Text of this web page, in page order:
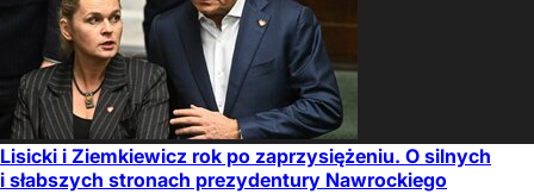
Lisicki i Ziemkiewicz rok po zaprzysiężeniu. O silnych
i słabszych stronach prezydentury Nawrockiego